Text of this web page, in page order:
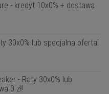
- kredyt 10x0% + dostawa
30x0% lub specjalna oferta!
- Raty 30x0% lub
0 zł!